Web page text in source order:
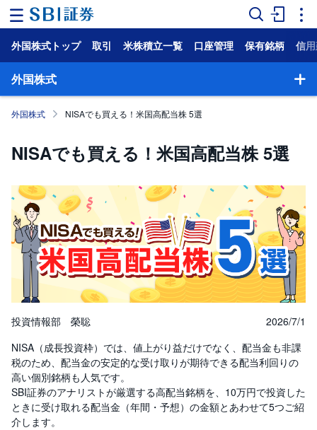
ー
ム
マ
ー
ト
国
内
株
式
外
国
株
式
資
信
託
債
券
外国株式トップ 取引 米株積立一覧 口座管理 保有銘柄 信
外国株式
外国株式 NISAでも買える！米国高配当株 5選
NISAでも買える！米国高配当株 5選
投資情報部 榮聡
2026/7/1
NISA（成長投資枠）では、値上がり益だけでなく、配当金も非課
税のため、配当金の安定的な受け取りが期待できる配当利回りの
高い個別銘柄も人気です。
SBI証券のアナリストが厳選する高配当銘柄を、10万円で投資した
ときに受け取れる配当金（年間・予想）の金額とあわせて5つご紹
介します。